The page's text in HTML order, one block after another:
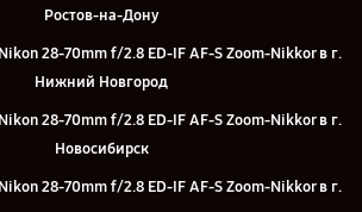
Ростов-на-Дону
28-70mm f/2.8 ED-IF AF-S Zoom-Nikkor в г.
Нижний Новгород
28-70mm f/2.8 ED-IF AF-S Zoom-Nikkor в г.
Новосибирск
28-70mm f/2.8 ED-IF AF-S Zoom-Nikkor в г.